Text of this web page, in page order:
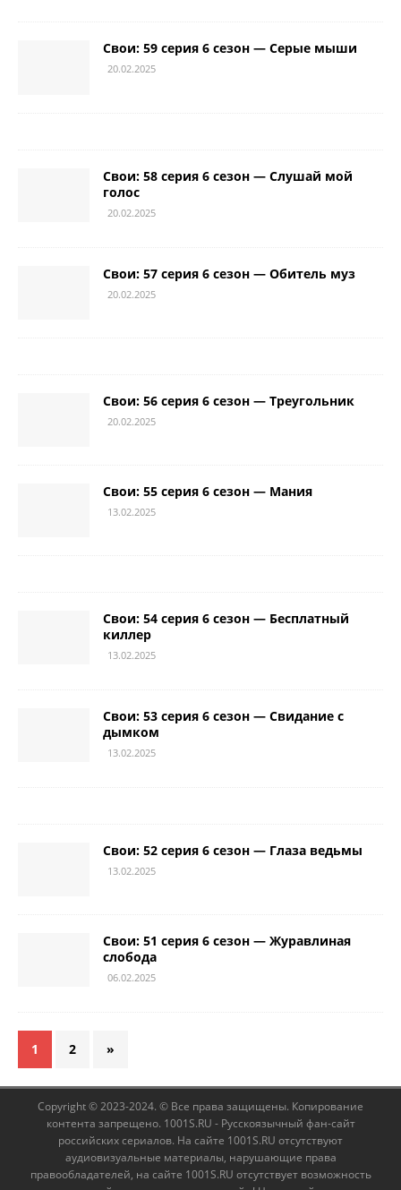
Свои: 59 серия 6 сезон — Серые мыши
20.02.2025
Свои: 58 серия 6 сезон — Слушай мой
голос
20.02.2025
Свои: 57 серия 6 сезон — Обитель муз
20.02.2025
Свои: 56 серия 6 сезон — Треугольник
20.02.2025
Свои: 55 серия 6 сезон — Мания
13.02.2025
Свои: 54 серия 6 сезон — Бесплатный
киллер
13.02.2025
Свои: 53 серия 6 сезон — Свидание с
дымком
13.02.2025
Свои: 52 серия 6 сезон — Глаза ведьмы
13.02.2025
Свои: 51 серия 6 сезон — Журавлиная
слобода
06.02.2025
1 2 »
Copyright © 2023-2024. © Все права защищены. Копирование
контента запрещено. 1001S.RU - Русскоязычный фан-сайт
российских сериалов. На сайте 1001S.RU отсутствуют
аудиовизуальные материалы, нарушающие права
правообладателей, на сайте 1001S.RU отсутствует возможность